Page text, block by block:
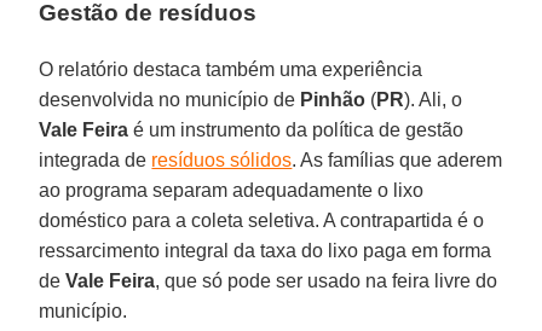
Gestão de resíduos
O relatório destaca também uma experiência
desenvolvida no município de Pinhão (PR). Ali, o
Vale Feira é um instrumento da política de gestão
integrada de resíduos sólidos. As famílias que aderem
ao programa separam adequadamente o lixo
doméstico para a coleta seletiva. A contrapartida é o
ressarcimento integral da taxa do lixo paga em forma
deVale Feira, que só pode ser usado na feira livre do
município.